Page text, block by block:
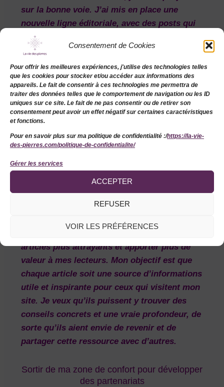
Consentement de Cookies
Pour offrir les meilleures expériences, j'utilise des technologies telles
que les cookies pour stocker et/ou accéder aux informations des
appareils. Le fait de consentir à ces technologies me permettra de
traiter des données telles que le comportement de navigation ou les ID
uniques sur ce site. Le fait de ne pas consentir ou de retirer son
consentement peut avoir un effet négatif sur certaines caractéristiques
et fonctions.
Pour en savoir plus sur ma politique de confidentialité :/https://la-vie-
des-pierres.com/politique-de-confidentialite/
Gérer les services
ACCEPTER
REFUSER
VOIR LES PRÉFÉRENCES
sur la bonne voie. J’ai mis en place une
nouvelle ligne éditoriale, avec des posts qui
allient bien-être, conseils en lithothérapie et
sophrologie, et partages autour de mes
créations. Mon objectif est de créer un
espace où mes abonnés se sentent inspirés,
guidés, et connectés à ce que je propose.
Cette stratégie demande encore du temps et
de la régularité, mais les retours que j’ai
commencent déjà à me montrer que les
efforts portent leurs fruits.
Un autre grand chantier a été la réflexion
. J’ai beaucoup travaillé
articles plus attrayants et apporter plus de
valeur à mes lecteurs. Mon objectif est que
chaque article soit une source d’informations
utile et inspirante pour ceux qui visitent mon
site. Je veux qu’ils puissent y trouver des
conseils concrets et une vraie profondeur, de
sorte qu’ils aient envie de revenir et de
partager cette ressource avec d’autres.
Sortir de ma zone de confort pour développer
des partenariats